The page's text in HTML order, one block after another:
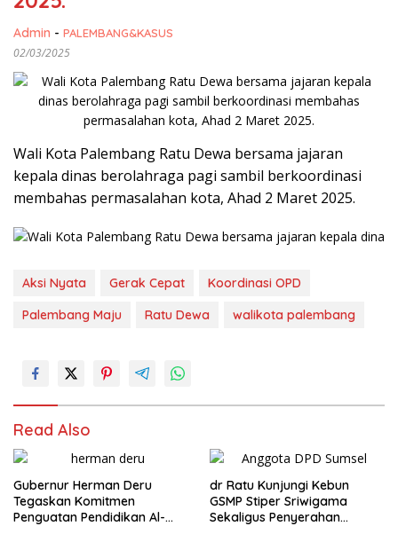
Admin - PALEMBANG&KASUS
02/03/2025
Wali Kota Palembang Ratu Dewa bersama jajaran
kepala dinas berolahraga pagi sambil berkoordinasi
membahas permasalahan kota, Ahad 2 Maret 2025.
Aksi Nyata Gerak Cepat
Koordinasi OPD
Palembang Maju
Ratu Dewa walikota palembang
Read Also
Gubernur Herman Deru
Tegaskan Komitmen
Penguatan Pendidikan Al-
dr Ratu Kunjungi Kebun
GSMP Stiper Sriwigama
Sekaligus Penyerahan